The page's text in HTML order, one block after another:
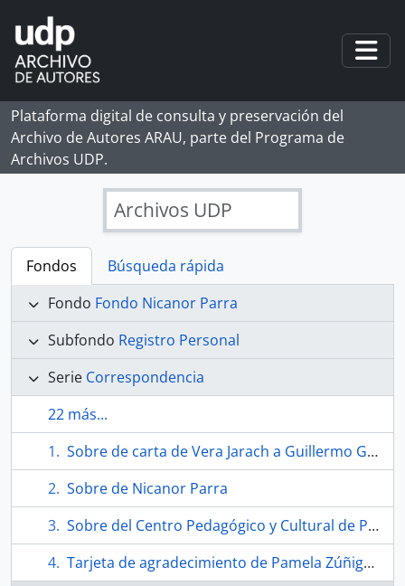
Skip to main content
Plataforma digital de consulta y preservación del
Archivo de Autores ARAU, parte del Programa de
Archivos UDP.
Archivos UDP
Fondos
Búsqueda rápida
Fondo Fondo Nicanor Parra
Subfondo Registro Personal
Serie Correspondencia
22 más...
Sobre de carta de Vera Jarach a Guillermo García
Sobre de Nicanor Parra
Sobre del Centro Pedagógico y Cultural de Portales a Nicanor Parra
Tarjeta de agradecimiento de Pamela Zúñiga a Guillermo García